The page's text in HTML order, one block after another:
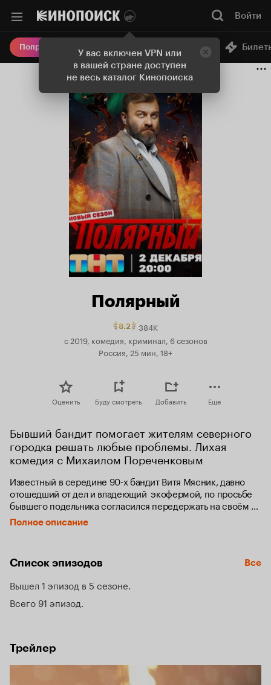
У вас включен VPN или
в вашей стране доступен
не весь каталог Кинопоиска
Войти
Попробовать Плюс Онлайн-кинотеатр
Полярный
8.2Рейтинг
Кинопоиска
8.2.
топ
384K
с 2019, комедия, криминал, 6 сезонов
Россия, 25 мин, 18+
Оценить Буду смотреть Добавить Еще
Бывший бандит помогает жителям северного
городка решать любые проблемы. Лихая
комедия с Михаилом Пореченковым
Известный в середине 90-х бандит Витя Мясник, давно
отошедший от дел и владеющий  экофермой, по просьбе
бывшего подельника согласился передержать на своём
офшорном банковском счёте воровской общак. Когда же
пришло время возвращать деньги, волей обстоятельств
на Севере город Полярный.
Полное описание
Список эпизодов Все
Вышел 1 эпизод в 5 сезоне
Всего 91 эпизод
Трейлер